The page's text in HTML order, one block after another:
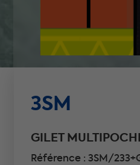
3SM
GILET
Référence : 3SM/